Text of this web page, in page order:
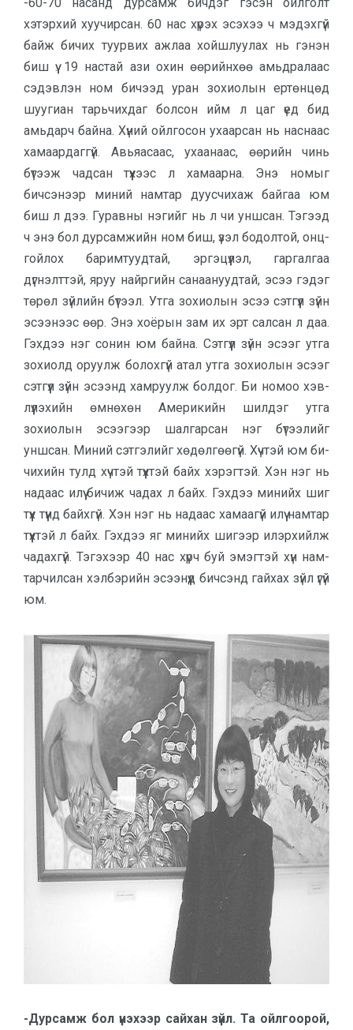
хэтэрхий хуучирсан. 60 нас хүрэх эсэхээ ч мэдэхгүй
байж би­чих туурвих ажлаа хойшлуулах нь гэ­нэн
биш үү. 19 настай ази охин өөрийн­­хөө амьдралаас
сэдэвлэн ном бичээд уран зохиолын ертөнцөд
шуу­гиан тарьчихдаг болсон ийм л цаг үед бид
амьдарч байна. Хүний ойл­госон ухаар­сан нь наснаас
хамаар­даг­гүй. Авьяа­саас, ухаанаас, өөрийн чинь
бүтээж чад­сан түүхээс л хамаарна. Энэ номыг
бичсэнээр миний намтар дуусчихаж байгаа юм
биш л дээ. Гуравны нэгийг нь л чи уншсан. Тэгээд
ч энэ бол дур­сам­жийн ном биш, үзэл бодолтой, онц­
гой­лох баримтуудтай, эргэцүүлэл, гар­гал­гаа
дүгнэлттэй, яруу найргийн са­наа­нууд­тай, эсээ гэдэг
төрөл зүйлийн бүтээл. Утга зохиолын эсээ сэтгүүл зүйн
эсээнээс өөр. Энэ хоёрын зам их эрт салсан л даа.
Гэхдээ нэг сонин юм байна. Сэтгүүл зүйн эсээг утга
зохиолд оруулж болохгүй атал утга зохиолын эсээг
сэтгүүл зүйн эсээнд хамруулж болдог. Би номоо хэв­
лүүлэхийн өмнө­хөн Америкийн шил­дэг утга
зохиолын эсээгээр шал­гарсан нэг бүтээлийг
уншсан. Миний сэт­гэлийг хөдөл­гөөгүй. Хүчтэй юм би­
чихийн тулд хүч­тэй түүхтэй байх хэрэг­тэй. Хэн нэг нь
на­даас илүү бичиж ча­дах л байх. Гэх­дээ минийх шиг
түүх түүнд байхгүй. Хэн нэг нь надаас хамаагүй илүү нам­тар
түүхтэй л байх. Гэхдээ яг минийх шигээр илэрхийлж
чадахгүй. Тэгэ­хээр 40 нас хүрч буй эмэг­тэй хүн нам­
тар­­чилсан хэлбэрийн эсээнүүд бич­сэнд гай­хах зүйл үгүй
юм.
-Дурсамж бол үнэхээр сайхан зүйл. Та ойлгоорой,